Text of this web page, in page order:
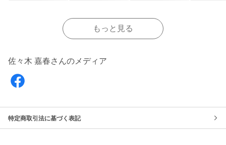
もっと見る
佐々木 嘉春さんのメディア
特定商取引法に基づく表記